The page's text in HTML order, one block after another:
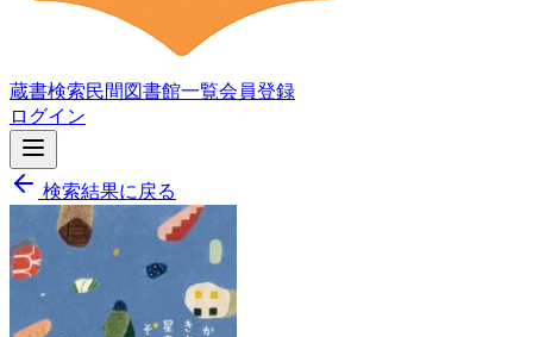
蔵書検索民間図書館一覧会員登録
ログイン
検索結果に戻る